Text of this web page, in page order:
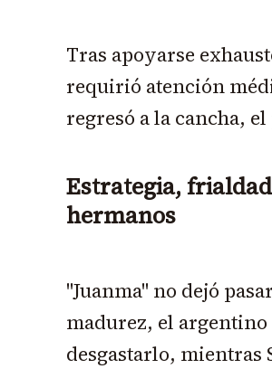
Tras apoyarse
requirió atención
regresó a la cancha,
Estrategia,
hermanos
"Juanma" no dejó
madurez, el
desgastarlo, mientras